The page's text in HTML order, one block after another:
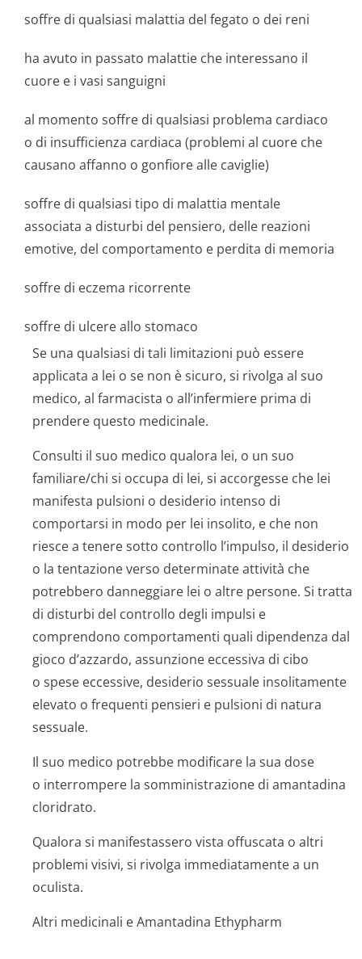
soffre di qualsiasi malattia del fegato o dei reni
ha avuto in passato malattie che interessano il
cuore e i vasi sanguigni
al momento soffre di qualsiasi problema cardiaco
o di insufficienza cardiaca (problemi al cuore che
causano affanno o gonfiore alle caviglie)
soffre di qualsiasi tipo di malattia mentale
associata a disturbi del pensiero, delle reazioni
emotive, del comportamento e perdita di memoria
soffre di eczema ricorrente
soffre di ulcere allo stomaco
Se una qualsiasi di tali limitazioni può essere
applicata a lei o se non è sicuro, si rivolga al suo
medico, al farmacista o all’infermiere prima di
prendere questo medicinale.
Consulti il suo medico qualora lei, o un suo
familiare/chi si occupa di lei, si accorgesse che lei
manifesta pulsioni o desiderio intenso di
comportarsi in modo per lei insolito, e che non
riesce a tenere sotto controllo l’impulso, il desiderio
o la tentazione verso determinate attività che
potrebbero danneggiare lei o altre persone. Si tratta
di disturbi del controllo degli impulsi e
comprendono comportamenti quali dipendenza dal
gioco d’azzardo, assunzione eccessiva di cibo
o spese eccessive, desiderio sessuale insolitamente
elevato o frequenti pensieri e pulsioni di natura
sessuale.
Il suo medico potrebbe modificare la sua dose
o interrompere la somministrazione di amantadina
cloridrato.
Qualora si manifestassero vista offuscata o altri
problemi visivi, si rivolga immediatamente a un
oculista.
Altri medicinali e Amantadina Ethypharm